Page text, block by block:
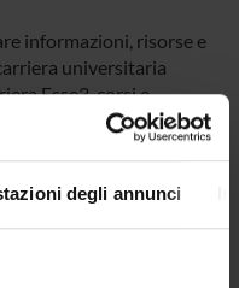
degli annunci
informazioni, risorse e
universitaria
Esse3, corsi e-
di segreteria,
dei tuoi docenti e
tramite l'app Univr.